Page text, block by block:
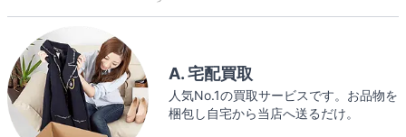
A. 宅配買取
人気No.1の買取サービスです。お品物を
梱包し自宅から当店へ送るだけ。